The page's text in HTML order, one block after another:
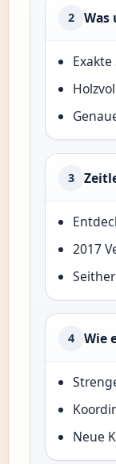
2 Was
3
2017
4 Wie
Neue